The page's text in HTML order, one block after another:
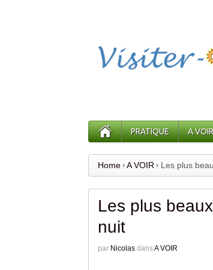
PRATIQUE A VOIR
Home A VOIR Les plus
Les plus
nuit
par Nicolas dansA VOIR